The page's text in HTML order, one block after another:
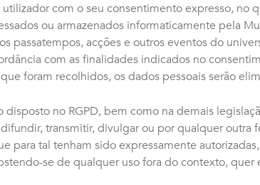
com o seu consentimento expresso, no
ou armazenados informaticamente pela
passatempos, acções e outros eventos do
com as finalidades indicados no
foram recolhidos, os dados pessoais serão
no RGPD, bem como na demais
transmitir, divulgar ou por qualquer outra
para tal tenham sido expressamente
se de qualquer uso fora do contexto,